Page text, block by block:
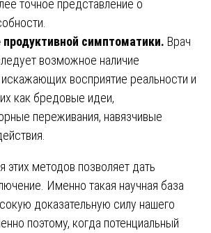
точное представление о
симптоматики. Врач
возможное наличие
восприятие реальности и
как бредовые идеи,
переживания, навязчивые
этих методов позволяет дать
Именно такая научная база
доказательную силу нашего
поэтому, когда потенциальный